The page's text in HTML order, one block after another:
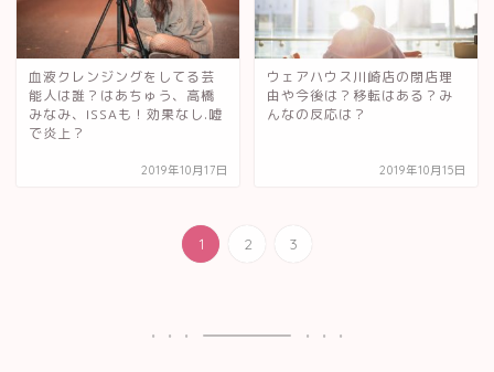
血液クレンジングをしてる芸
能人は誰？はあちゅう、高橋
みなみ、ISSAも！効果なし.嘘
で炎上？
2019年10月17日
ウェアハウス川崎店の閉店理
由や今後は？移転はある？み
んなの反応は？
2019年10月15日
1 2 3